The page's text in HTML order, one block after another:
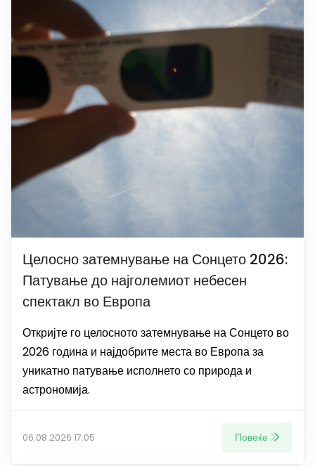
Целосно затемнување на Сонцето 2026:
Патување до најголемиот небесен
спектакл во Европа
Откријте го целосното затемнување на Сонцето во
2026 година и најдобрите места во Европа за
уникатно патување исполнето со природа и
астрономија.
06.08.2026 17:05 Повеќе